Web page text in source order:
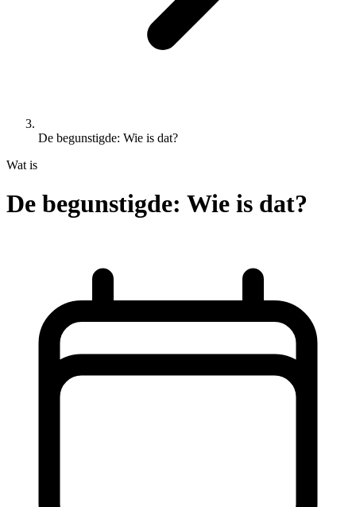
De begunstigde: Wie is dat?
Wat is
De begunstigde: Wie is dat?